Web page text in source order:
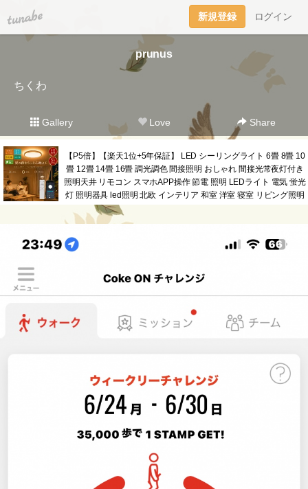
tuna.be 新規登録 ログイン
prunus
ちくわ
Gallery Love Share
【P5倍】【楽天1位+5年保証】 LED シーリングライト 6畳 8畳 10
畳 12畳 14畳 16畳 調光調色 間接照明 おしゃれ 間接光常夜灯付き
照明天井 リモコン スマホAPP操作 節電 照明 LEDライト 電気 蛍光
灯 照明器具 led照明 北欧 インテリア 和室 洋室 寝室 リビング照明